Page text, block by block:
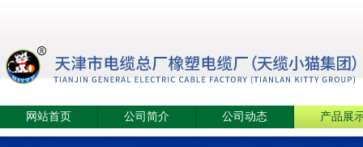
网站首页 公司简介 公司动态 产品展